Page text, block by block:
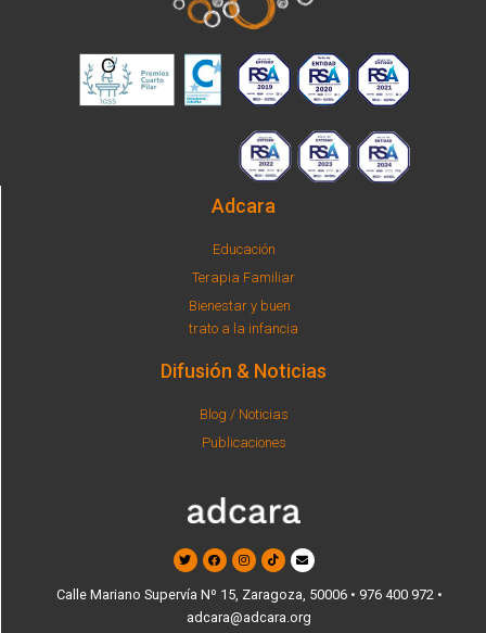
Adcara
Educación
Terapia Familiar
Bienestar y buen
trato a la infancia
Difusión & Noticias
Blog / Noticias
Publicaciones
Calle Mariano Supervía Nº 15, Zaragoza, 50006 • 976 400 972 •
adcara@adcara.org